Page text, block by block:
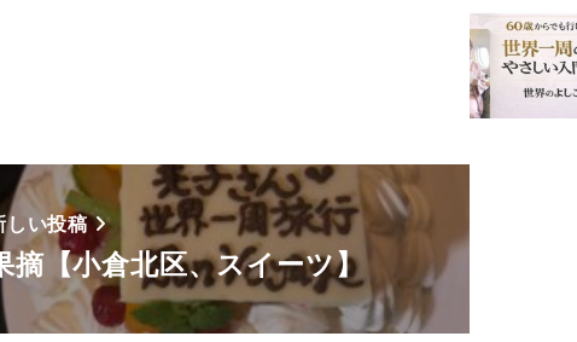
しい投稿
摘【小倉北区、スイーツ】